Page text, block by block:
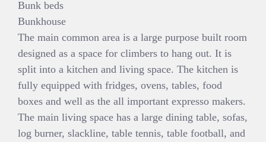
Bunk beds
Bunkhouse
The main common area is a large purpose built room
designed as a space for climbers to hang out. It is
split into a kitchen and living space. The kitchen is
fully equipped with fridges, ovens, tables, food
boxes and well as the all important expresso makers.
The main living space has a large dining table, sofas,
log burner, slackline, table tennis, table football, and